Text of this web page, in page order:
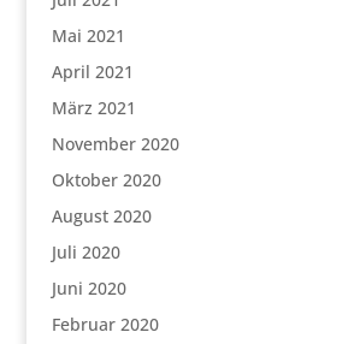
Mai 2021
April 2021
März 2021
November 2020
Oktober 2020
August 2020
Juli 2020
Juni 2020
Februar 2020